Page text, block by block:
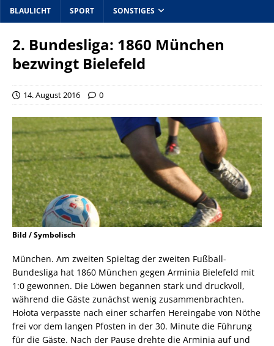
BLAULICHT SPORT SONSTIGES
2. Bundesliga: 1860 München
bezwingt Bielefeld
14. August 2016 0
Bild / Symbolisch
München. Am zweiten Spieltag der zweiten Fußball-
Bundesliga hat 1860 München gegen Arminia Bielefeld mit
1:0 gewonnen. Die Löwen begannen stark und druckvoll,
während die Gäste zunächst wenig zusammenbrachten.
Hołota verpasste nach einer scharfen Hereingabe von Nöthe
frei vor dem langen Pfosten in der 30. Minute die Führung
für die Gäste. Nach der Pause drehte die Arminia auf und